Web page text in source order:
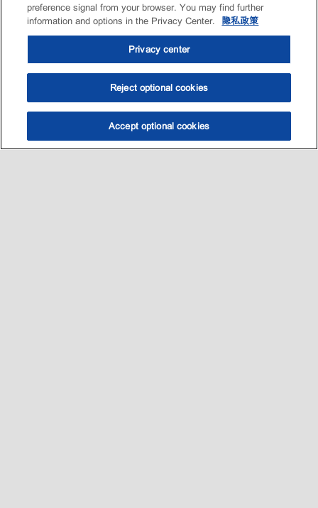
选油助手 查找门店
preference signal from your browser. You may find further
information and options in the Privacy Center.
隐私政策
Privacy center
Reject optional cookies
Accept optional cookies